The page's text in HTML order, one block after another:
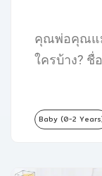
คุณพ่อคุณแ
ใครบ้าง? ชื่
Baby (0-2